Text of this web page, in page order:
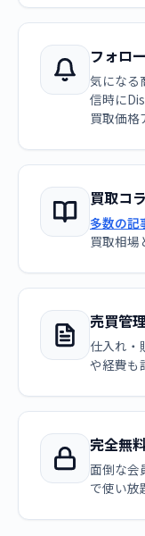
フォロ
気になる
信時に
買取価格
買取コ
多数の記
買取相場
売買管
仕入れ・
や経費も
完全無
面倒な会
で使い放